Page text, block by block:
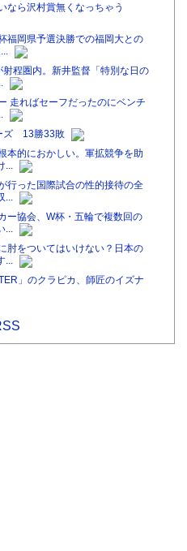
なら沢村賞無くなっちゃう
福岡県予選決勝での福岡大との
程圏内。新井監督「特別な日の
走ればセーフだったのにベンチ
ズ 13勝33敗
本的におかしい。軍拡競争を助
行った国際試合の性的接待の全
ー協会、W杯・五輪で複数回の
肘をついてはいけない？日本の
」のクラピカ、師匠のイズナ